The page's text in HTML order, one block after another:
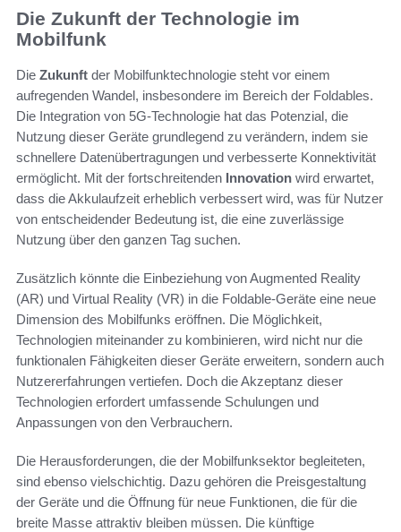
Die Zukunft der Technologie im
Mobilfunk
Die Zukunft der Mobilfunktechnologie steht vor einem
aufregenden Wandel, insbesondere im Bereich der Foldables.
Die Integration von 5G-Technologie hat das Potenzial, die
Nutzung dieser Geräte grundlegend zu verändern, indem sie
schnellere Datenübertragungen und verbesserte Konnektivität
ermöglicht. Mit der fortschreitenden Innovation wird erwartet,
dass die Akkulaufzeit erheblich verbessert wird, was für Nutzer
von entscheidender Bedeutung ist, die eine zuverlässige
Nutzung über den ganzen Tag suchen.
Zusätzlich könnte die Einbeziehung von Augmented Reality
(AR) und Virtual Reality (VR) in die Foldable-Geräte eine neue
Dimension des Mobilfunks eröffnen. Die Möglichkeit,
Technologien miteinander zu kombinieren, wird nicht nur die
funktionalen Fähigkeiten dieser Geräte erweitern, sondern auch
Nutzererfahrungen vertiefen. Doch die Akzeptanz dieser
Technologien erfordert umfassende Schulungen und
Anpassungen von den Verbrauchern.
Die Herausforderungen, die der Mobilfunksektor begleiteten,
sind ebenso vielschichtig. Dazu gehören die Preisgestaltung
der Geräte und die Öffnung für neue Funktionen, die für die
breite Masse attraktiv bleiben müssen. Die künftige